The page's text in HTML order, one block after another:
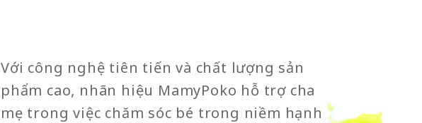
Với công nghệ tiên tiến và chất lượng sản
phẩm cao, nhãn hiệu MamyPoko hỗ trợ cha
mẹ trong việc chăm sóc bé trong niềm hạnh